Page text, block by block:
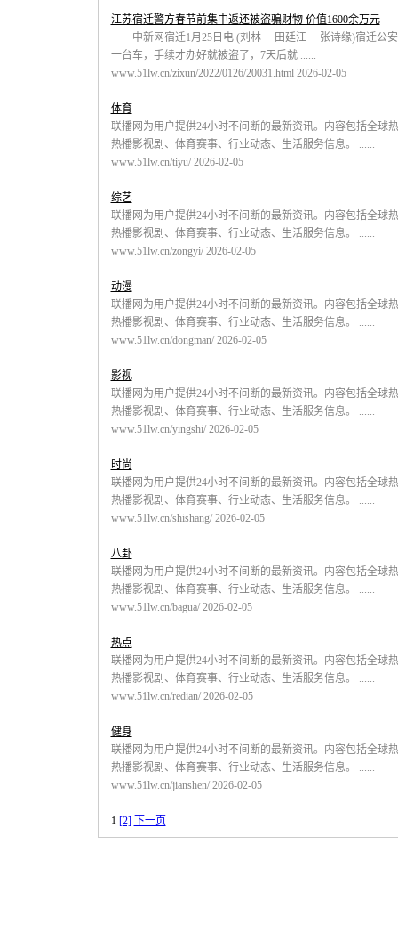
江苏宿迁警方春节前集中返还被盗骗财物 价值1600余万元
中新网宿迁1月25日电 (刘林 田廷江 张诗缘)宿迁公安
一台车，手续才办好就被盗了，7天后就 ......
www.51lw.cn/zixun/2022/0126/20031.html 2026-02-05
体育
联播网为用户提供24小时不间断的最新资讯。内容包括全球
热播影视剧、体育赛事、行业动态、生活服务信息。 ......
www.51lw.cn/tiyu/ 2026-02-05
综艺
联播网为用户提供24小时不间断的最新资讯。内容包括全球
热播影视剧、体育赛事、行业动态、生活服务信息。 ......
www.51lw.cn/zongyi/ 2026-02-05
动漫
联播网为用户提供24小时不间断的最新资讯。内容包括全球
热播影视剧、体育赛事、行业动态、生活服务信息。 ......
www.51lw.cn/dongman/ 2026-02-05
影视
联播网为用户提供24小时不间断的最新资讯。内容包括全球
热播影视剧、体育赛事、行业动态、生活服务信息。 ......
www.51lw.cn/yingshi/ 2026-02-05
时尚
联播网为用户提供24小时不间断的最新资讯。内容包括全球
热播影视剧、体育赛事、行业动态、生活服务信息。 ......
www.51lw.cn/shishang/ 2026-02-05
八卦
联播网为用户提供24小时不间断的最新资讯。内容包括全球
热播影视剧、体育赛事、行业动态、生活服务信息。 ......
www.51lw.cn/bagua/ 2026-02-05
热点
联播网为用户提供24小时不间断的最新资讯。内容包括全球
热播影视剧、体育赛事、行业动态、生活服务信息。 ......
www.51lw.cn/redian/ 2026-02-05
健身
联播网为用户提供24小时不间断的最新资讯。内容包括全球
热播影视剧、体育赛事、行业动态、生活服务信息。 ......
www.51lw.cn/jianshen/ 2026-02-05
1 [2] 下一页